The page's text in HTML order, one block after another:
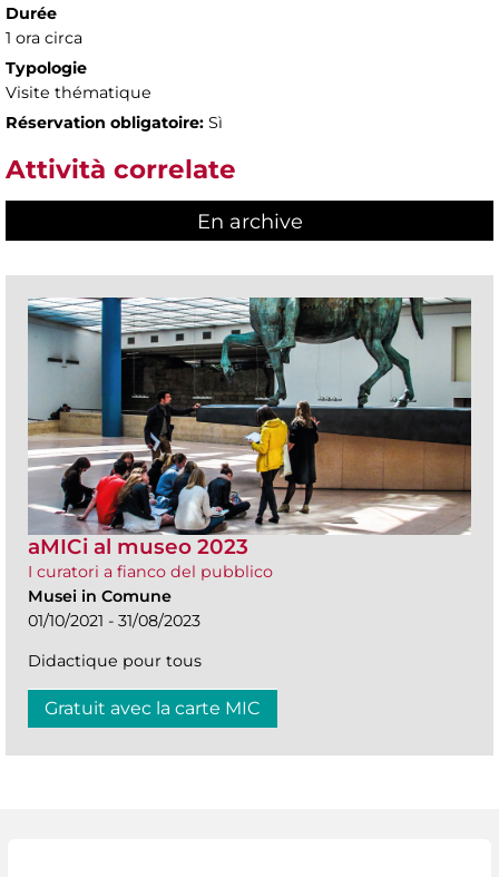
Durée
1 ora circa
Typologie
Visite thématique
Réservation obligatoire: Sì
Attività correlate
En archive
aMICi al museo 2023
I curatori a fianco del pubblico
Musei in Comune
01/10/2021 - 31/08/2023
Didactique pour tous
Gratuit avec la carte MIC